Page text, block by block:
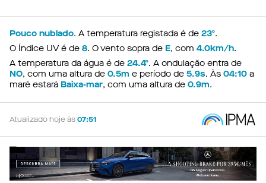
Pouco nublado. A temperatura registada é de 23º.
O Índice UV é de 8. O vento sopra de E, com 4.0km/h.
A temperatura da água é de 24.4º. A ondulação entra de
NO, com uma altura de 0.5m e período de 5.9s. Às 04:10 a
maré estará Baixa-mar, com uma altura de 0.9m.
Atualizado hoje às07:51